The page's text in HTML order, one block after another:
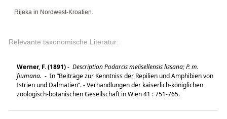
Rijeka in Nordwest-Kroatien.
Relevante taxonomische Literatur:
Werner, F. (1891)- Description Podarcis melisellensis lissana; P. m.
fiumana. - In “Beiträge zur Kenntniss der Repilien und Amphibien von
Istrien und Dalmatien”. - Verhandlungen der kaiserlich-königlichen
zoologisch-botanischen Gesellschaft in Wien 41 : 751-765.